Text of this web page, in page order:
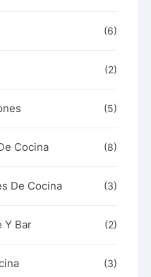
(6)
(2)
(5)
Cocina (8)
De Cocina (3)
Y Bar (2)
(3)